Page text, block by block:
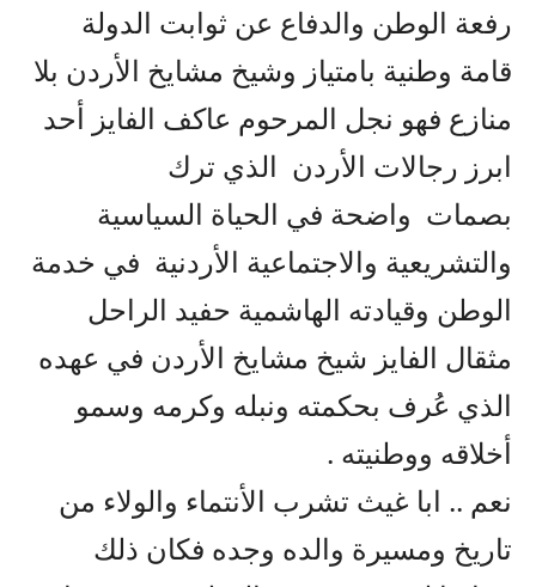
رفعة الوطن والدفاع عن ثوابت الدولة
قامة وطنية بامتياز وشيخ مشايخ الأردن بلا
منازع فهو نجل المرحوم عاكف الفايز أحد
ابرز رجالات الأردن الذي ترك
بصمات واضحة في الحياة السياسية
والتشريعية والاجتماعية الأردنية في خدمة
الوطن وقيادته الهاشمية حفيد الراحل
مثقال الفايز شيخ مشايخ الأردن في عهده
الذي عُرف بحكمته ونبله وكرمه وسمو
أخلاقه ووطنيته .
نعم .. ابا غيث تشرب الأنتماء والولاء من
تاريخ ومسيرة والده وجده فكان ذلك